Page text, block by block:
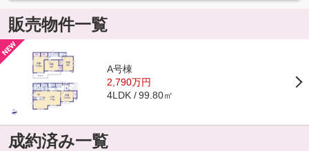
販売物件一覧
A号棟
2,790万円
4LDK 99.80㎡
成約済み一覧